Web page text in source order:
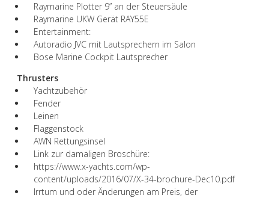
Raymarine Plotter 9” an der Steuersäule
Raymarine UKW Gerät RAY55E
Entertainment:
Autoradio JVC mit Lautsprechern im Salon
Bose Marine Cockpit Lautsprecher
Thrusters
Yachtzubehör
Fender
Leinen
Flaggenstock
AWN Rettungsinsel
Link zur damaligen Broschüre:
https://www.x-yachts.com/wp-
content/uploads/2016/07/X-34-brochure-Dec10.pdf
Irrtum und oder Änderungen am Preis, der